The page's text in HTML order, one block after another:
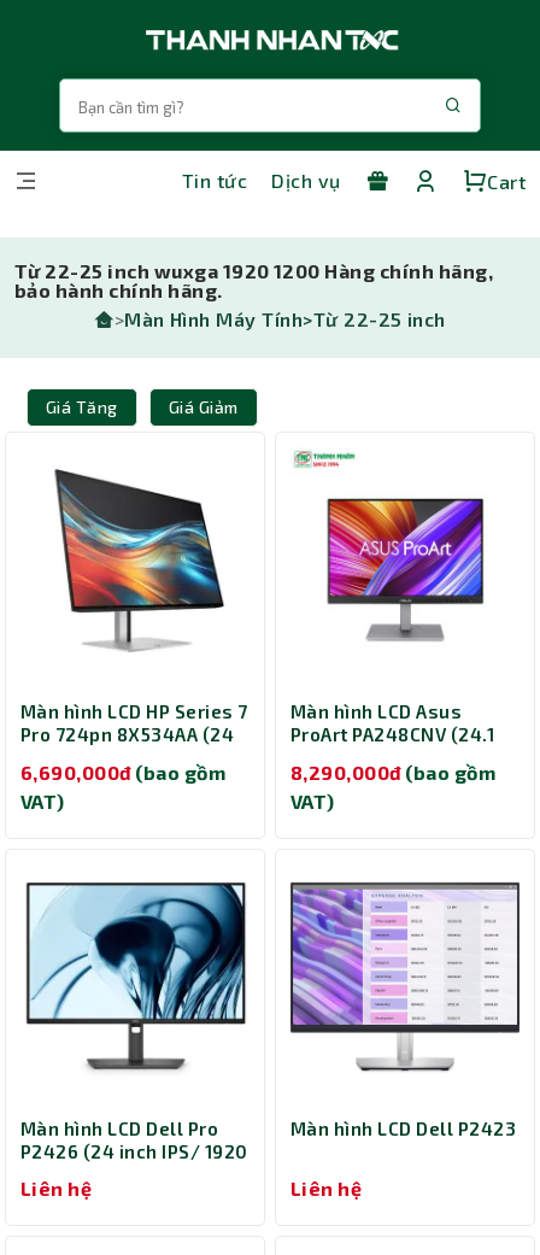
Tin tức Dịch vụ Cart
Từ 22-25 inch wuxga 1920 1200 Hàng chính hãng,
bảo hành chính hãng.
>Màn Hình Máy Tính>Từ 22-25 inch
Giá Tăng Giá Giảm
Màn hình LCD HP Series 7
Pro 724pn 8X534AA (24
cd/m2/ 5ms/ 60Hz)
6,690,000đ (bao gồm
VAT)
Màn hình LCD Asus
ProArt PA248CNV (24.1
300cd/m2/ 5ms/ 75Hz)
8,290,000đ (bao gồm
VAT)
Màn hình LCD Dell Pro
P2426 (24 inch IPS/ 1920
8ms / 100Hz)
Liên hệ
Màn hình LCD Dell P2423
Liên hệ